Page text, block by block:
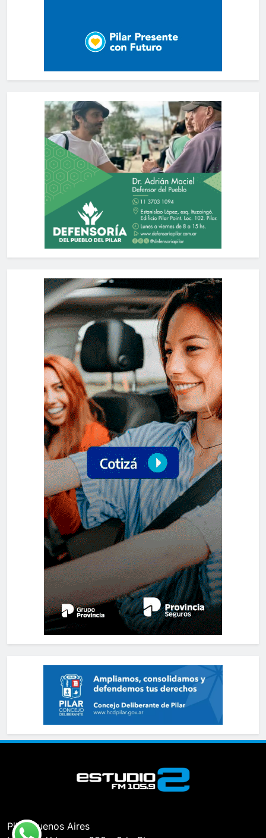
Pilar, Buenos Aires